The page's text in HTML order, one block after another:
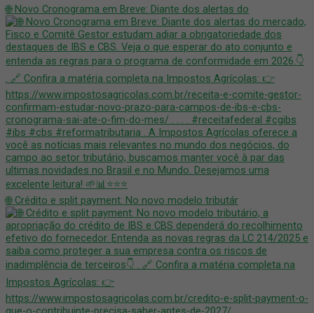
🌐 Novo Cronograma em Breve: Diante dos alertas do
🌐 Crédito e split payment: No novo modelo tributár